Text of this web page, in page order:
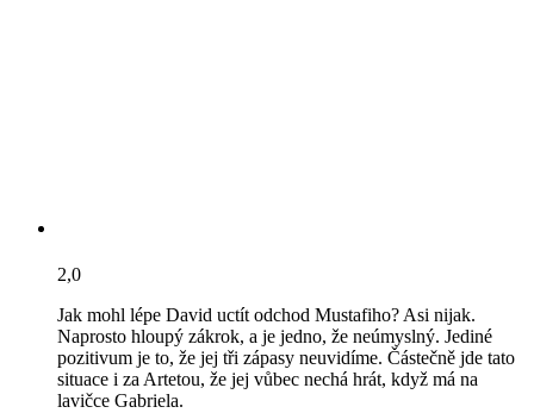
2,0
Jak mohl lépe David uctít odchod Mustafiho? Asi nijak.
Naprosto hloupý zákrok, a je jedno, že neúmyslný. Jediné
pozitivum je to, že jej tři zápasy neuvidíme. Částečně jde tato
situace i za Artetou, že jej vůbec nechá hrát, když má na
lavičce Gabriela.